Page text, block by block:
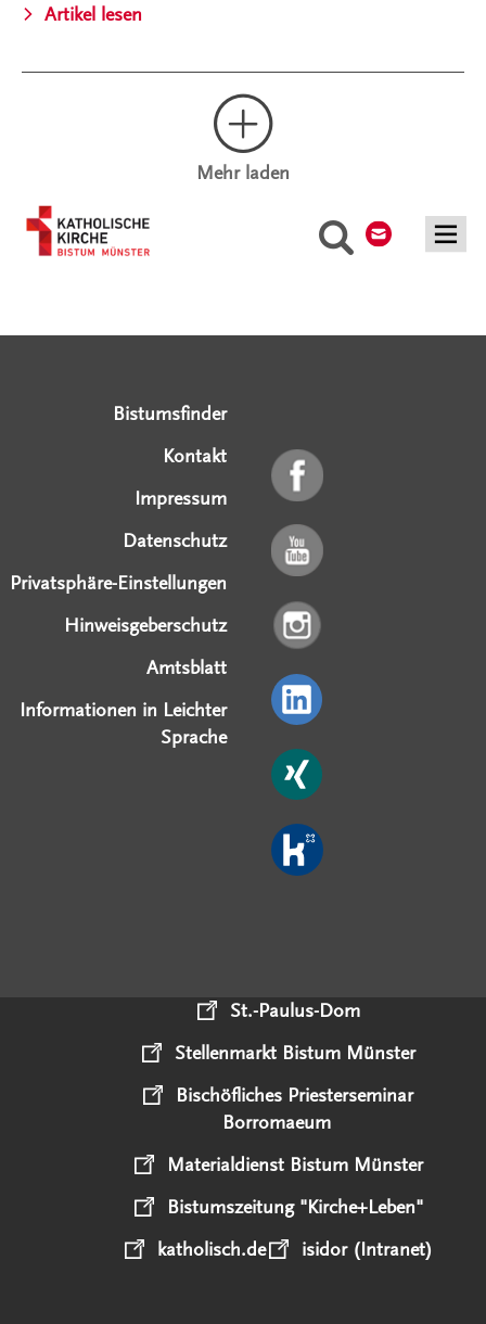
Suche
Artikel lesen
Mehr laden
Bistumsfinder
Kontakt
Impressum
Datenschutz
Privatsphäre-Einstellungen
Hinweisgeberschutz
Amtsblatt
Informationen in Leichter
Sprache
St.-Paulus-Dom
Stellenmarkt Bistum Münster
Bischöfliches Priesterseminar
Borromaeum
Materialdienst Bistum Münster
Bistumszeitung "Kirche+Leben"
katholisch.de
isidor (Intranet)